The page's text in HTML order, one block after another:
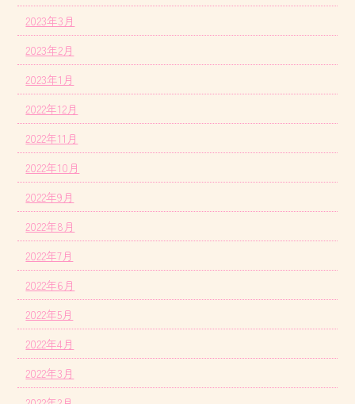
2023年3月
2023年2月
2023年1月
2022年12月
2022年11月
2022年10月
2022年9月
2022年8月
2022年7月
2022年6月
2022年5月
2022年4月
2022年3月